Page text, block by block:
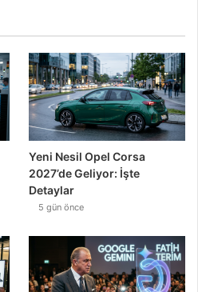
Yeni Nesil Opel Corsa
2027’de Geliyor: İşte
Detaylar
5 gün önce